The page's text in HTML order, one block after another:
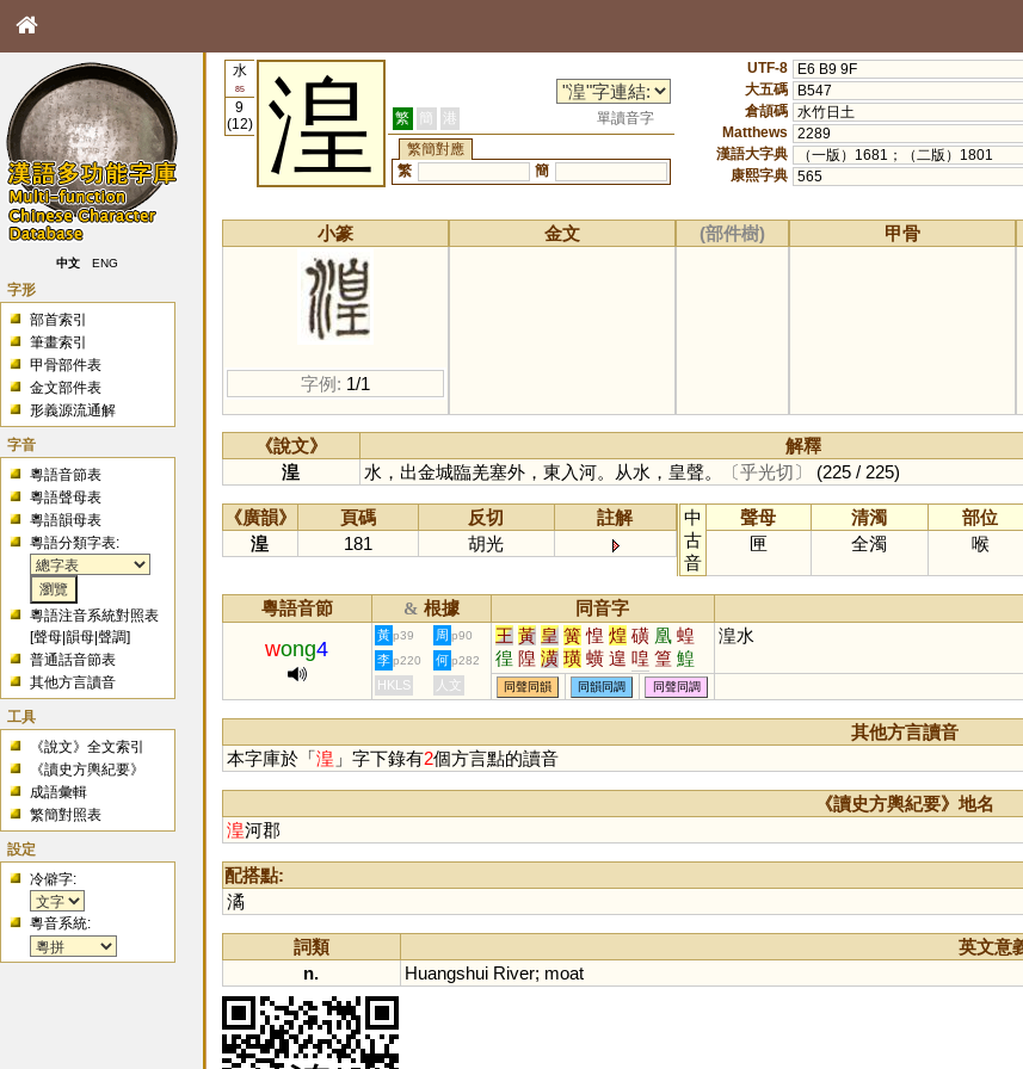
中文 ENG
字形
部首索引
筆畫索引
甲骨部件表
金文部件表
形義源流通解
字音
粵語音節表
粵語聲母表
粵語韻母表
粵語分類字表:
粵語注音系統對照表
[聲母 |韻母 |聲調]
普通話音節表
其他方言讀音
工具
《說文》全文索引
《讀史方輿紀要》
成語彙輯
繁簡對照表
設定
冷僻字:
粵音系統:
水
85
9
(12)
湟 繁 簡 港
單讀音字
繁簡對應
繁
簡
UTF-8
E6 B9 9F
大五碼
B547
倉頡碼 水竹日土
Matthews
2289
漢語大字典
（一版）1681；（二版）1801
康熙字典 565
小篆
字例: 1/1
金文 (部件樹) 甲骨
《說文》 解釋
湟
水，出金城臨羌塞外，東入河。从水，皇聲。 〔乎光切〕 (225 / 225)
《廣韻》 頁碼 反切
註解
湟
181 胡光
中
古
音
聲母 清濁 部位
匣
全濁 喉
粵語音節 & 根據 同音字
wong4
黃 p39 周 p90 王 黃 皇 簧 惶 煌 磺 凰 蝗
徨 隍 潢 璜 蟥 遑 喤 篁 鰉
艎 鍠 餭 堭 穔 葟 熿 獚 楻
韹 媓 崲 鷬 騜 趪 偟
湟水
李 p220 何 p282
HKLS 人文 同聲同韻 同韻同調 同聲同調
其他方言讀音
本字庫於「湟 」字下錄有2個方言點的讀音
《讀史方輿紀要》地名
湟河郡
配搭點:
潏
詞類
英文意
n.
Huangshui River; moat